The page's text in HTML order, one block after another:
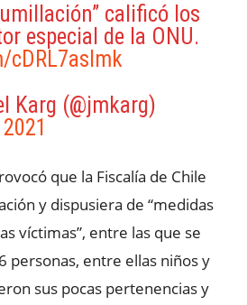
calificó los
especial de la ONU.
cDRL7aslmk
Karg (@jmkarg)
que la Fiscalía de Chile
y dispusiera de “medidas
víctimas”, entre las que se
personas, entre ellas niños y
sus pocas pertenencias y